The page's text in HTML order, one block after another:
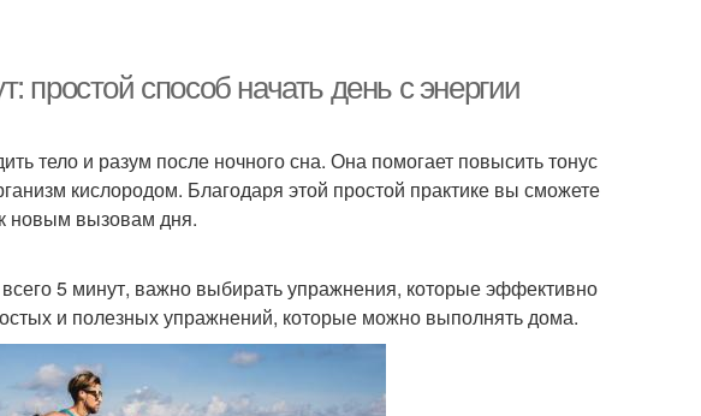
простой способ начать день с энергии
тело и разум после ночного сна. Она помогает повысить тонус
кислородом. Благодаря этой простой практике вы сможете
новым вызовам дня.
5 минут, важно выбирать упражнения, которые эффективно
и полезных упражнений, которые можно выполнять дома.